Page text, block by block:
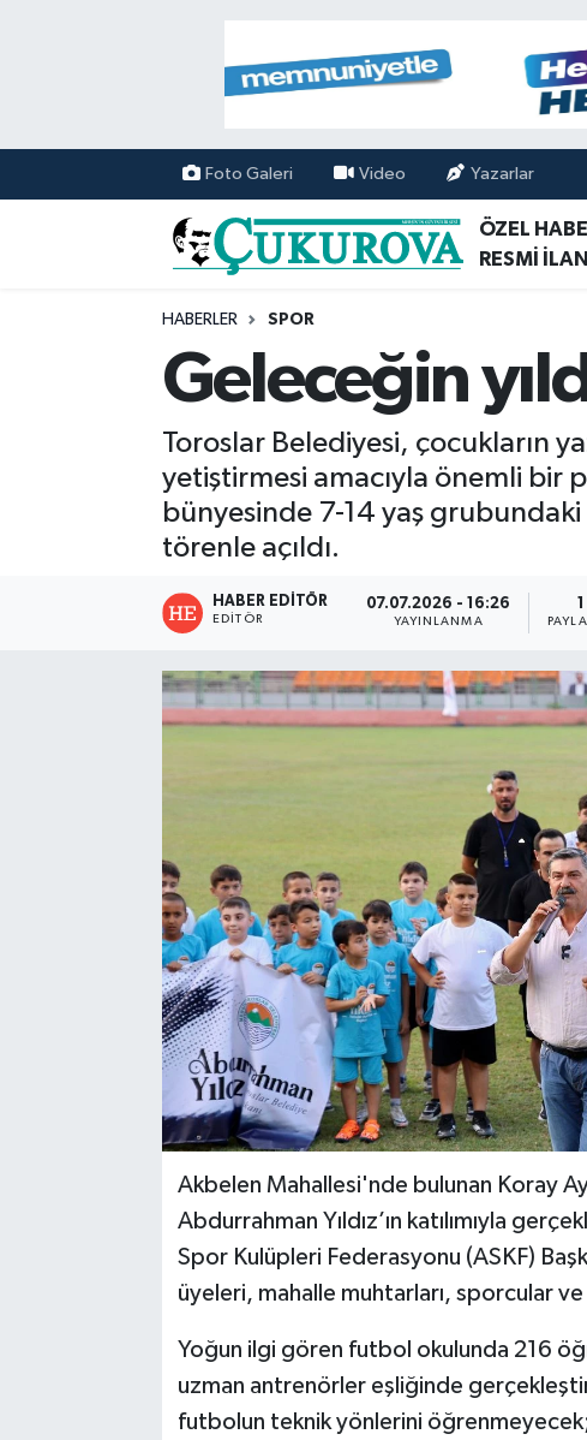
Foto Galeri Video Yazarlar
ÖZEL
RESMİ
HABERLER SPOR
Geleceğin
Toroslar Belediyesi, çocukların
yetiştirmesi amacıyla önemli bir
bünyesinde 7-14 yaş
törenle açıldı.
HABER EDITÖR
EDITÖR
07.07.2026 - 16:26
YAYINLANMA
Akbelen Mahallesi'nde bulunan Koray
Abdurrahman Yıldız’ın katılımıyla
Spor Kulüpleri Federasyonu (ASKF)
üyeleri, mahalle muhtarları, sporcular ve
Yoğun ilgi gören futbol okulunda 216
uzman antrenörler eşliğinde
futbolun teknik yönlerini
Mersin Nöbetçi Eczaneler
Mersin Hava Durumu
Mersin Namaz Vakitleri
Mersin Trafik Yoğunluk Haritası
Tüm Manşetler
Son Dakika Haberleri
Haber Arşivi